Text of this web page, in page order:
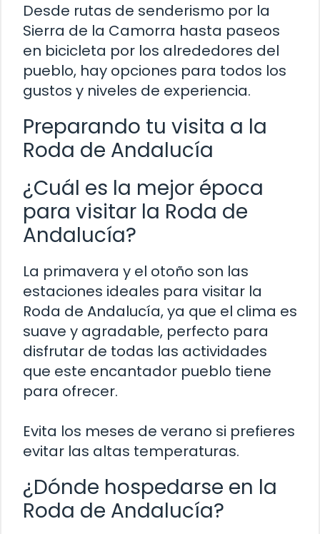
Desde rutas de senderismo por la
Sierra de la Camorra hasta paseos
en bicicleta por los alrededores del
pueblo, hay opciones para todos los
gustos y niveles de experiencia.
Preparando tu visita a la
Roda de Andalucía
¿Cuál es la mejor época
para visitar la Roda de
Andalucía?
La primavera y el otoño son las
estaciones ideales para visitar la
Roda de Andalucía, ya que el clima es
suave y agradable, perfecto para
disfrutar de todas las actividades
que este encantador pueblo tiene
para ofrecer.
Evita los meses de verano si prefieres
evitar las altas temperaturas.
¿Dónde hospedarse en la
Roda de Andalucía?